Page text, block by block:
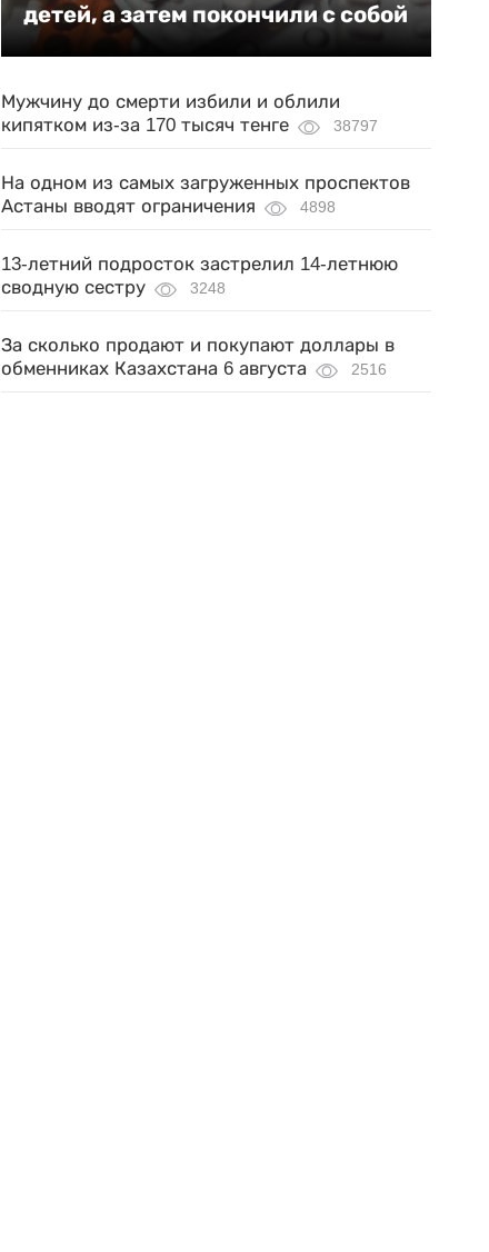
детей, а затем покончили с собой
Мужчину до смерти избили и облили
кипятком из-за 170 тысяч тенге
38797
На одном из самых загруженных проспектов
Астаны вводят ограничения
4898
13-летний подросток застрелил 14-летнюю
сводную сестру
3248
За сколько продают и покупают доллары в
обменниках Казахстана 6 августа
2516